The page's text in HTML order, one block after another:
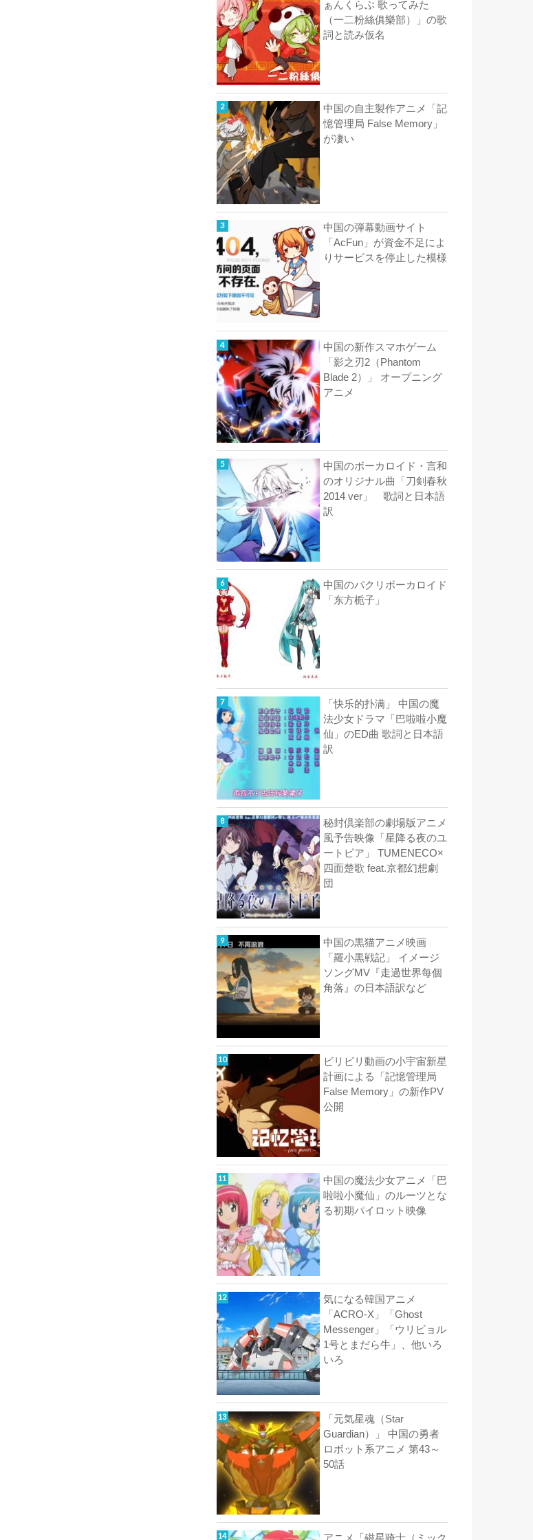
ぁんくらぶ 歌ってみた
（一二粉絲俱樂部）」の歌
詞と読み仮名
中国の自主製作アニメ「記
憶管理局 False Memory」
が凄い
中国の弾幕動画サイト
「AcFun」が資金不足によ
りサービスを停止した模様
中国の新作スマホゲーム
「影之刃2（Phantom
Blade 2）」 オープニング
アニメ
中国のボーカロイド・言和
のオリジナル曲「刀剣春秋
2014 ver」 歌詞と日本語
訳
中国のパクリボーカロイド
「东方栀子」
「快乐的扑满」 中国の魔
法少女ドラマ「巴啦啦小魔
仙」のED曲 歌詞と日本語
訳
秘封倶楽部の劇場版アニメ
風予告映像「星降る夜のユ
ートピア」 TUMENECO×
四面楚歌 feat.京都幻想劇
団
中国の黒猫アニメ映画
「羅小黒戦記」 イメージ
ソングMV『走過世界每個
角落』の日本語訳など
ビリビリ動画の小宇宙新星
計画による「記憶管理局
False Memory」の新作PV
公開
中国の魔法少女アニメ「巴
啦啦小魔仙」のルーツとな
る初期パイロット映像
気になる韓国アニメ
「ACRO-X」「Ghost
Messenger」「ウリビョル
1号とまだら牛」、他いろ
いろ
「元気星魂（Star
Guardian）」 中国の勇者
ロボット系アニメ 第43～
50話
アニメ「磁星骑士（ミック